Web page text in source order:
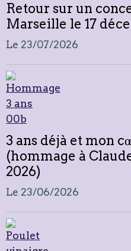
Retour sur un
Marseille le 17
Le 23/07/2026
3 ans déjà et mon
(hommage à
2026)
Le 23/06/2026